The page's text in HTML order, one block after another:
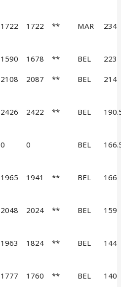
1722 1722 ** MAR 234
1590 1678 ** BEL 223
2108 2087 ** BEL 214
2426 2422 ** BEL
0 0 BEL
1965 1941 ** BEL 166
2048 2024 ** BEL 159
1963 1824 ** BEL 144
1777 1760 ** BEL 140